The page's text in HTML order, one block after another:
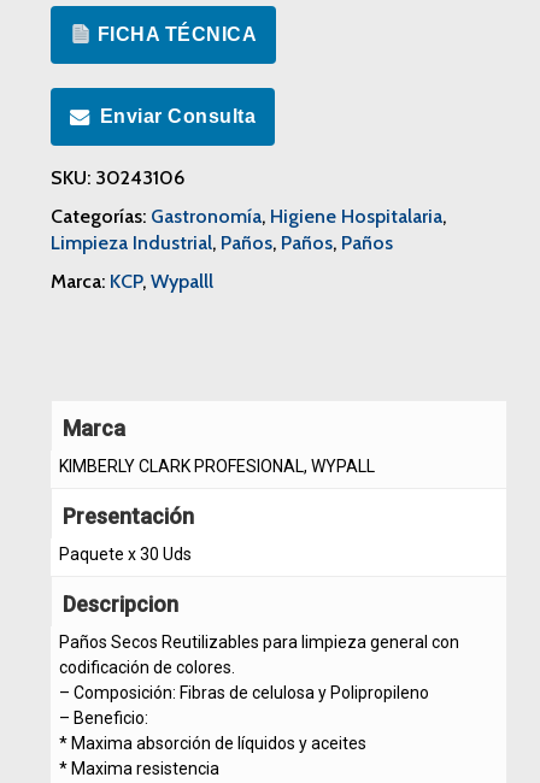
FICHA TÉCNICA
Enviar Consulta
SKU: 30243106
Categorías: Gastronomía, Higiene Hospitalaria,
Limpieza Industrial, Paños, Paños, Paños
Marca: KCP, Wypalll
Marca
KIMBERLY CLARK PROFESIONAL, WYPALL
Presentación
Paquete x 30 Uds
Descripcion
Paños Secos Reutilizables para limpieza general con
codificación de colores.
– Composición: Fibras de celulosa y Polipropileno
– Beneficio:
* Maxima absorción de líquidos y aceites
* Maxima resistencia